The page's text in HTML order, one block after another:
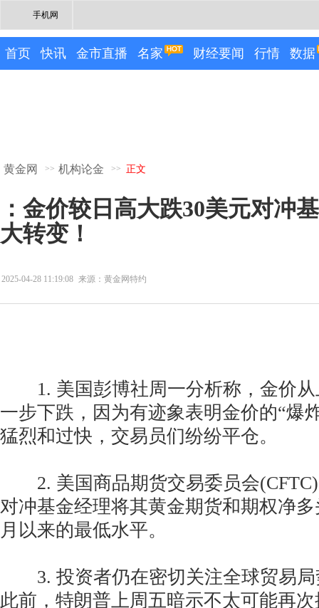
手机网
首页 快讯 金市直播 名家 财经要闻 行情 数据
黄金网 >> 机构论金 >> 正文
：金价较日高大跌30美元对冲
大转变！
2025-04-28 11:19:08 来源：黄金网特约
1. 美国彭博社周一分析称，金价从
一步下跌，因为有迹象表明金价的“爆
猛烈和过快，交易员们纷纷平仓。
2. 美国商品期货交易委员会(CFTC)
对冲基金经理将其黄金期货和期权净
月以来的最低水平。
3. 投资者仍在密切关注全球贸易局
此前，特朗普上周五暗示不太可能再